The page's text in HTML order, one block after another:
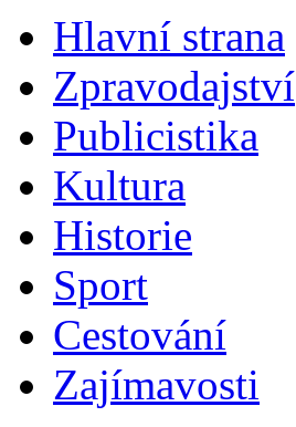
Hlavní strana
Zpravodajství
Publicistika
Kultura
Historie
Sport
Cestování
Zajímavosti